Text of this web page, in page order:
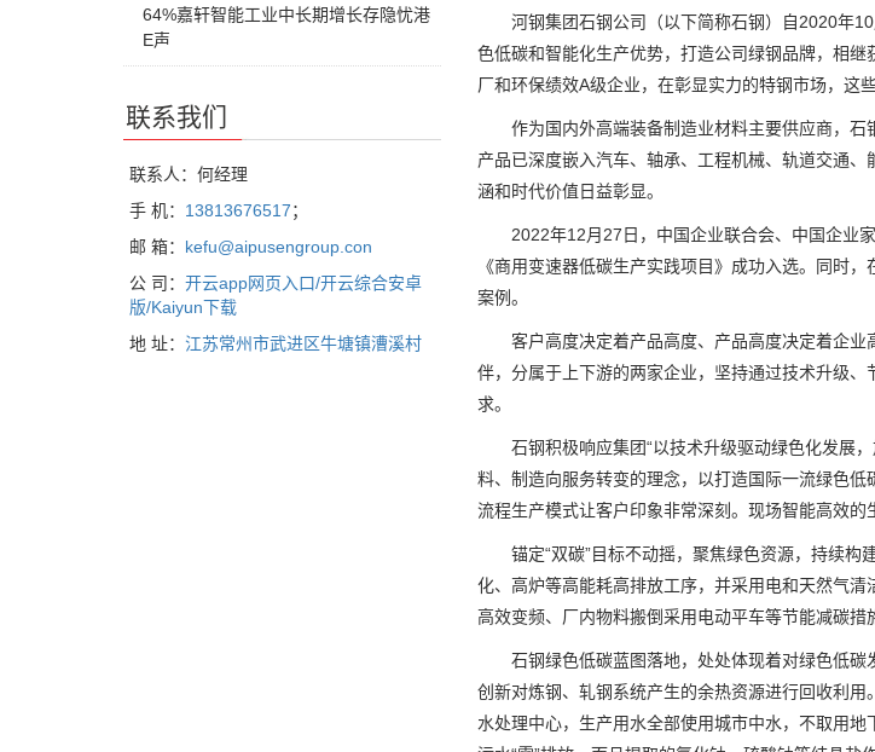
河钢集团石钢公司（以下简称石钢）自2020年10
色低碳和智能化生产优势，打造公司绿钢品牌，相
厂和环保绩效A级企业，在彰显实力的特钢市场，这
作为国内外高端装备制造业材料主要供应商，石
产品已深度嵌入汽车、轴承、工程机械、轨道交通
涵和时代价值日益彰显。
2022年12月27日，中国企业联合会、中国企业家
《商用变速器低碳生产实践项目》成功入选。同时
案例。
客户高度决定着产品高度、产品高度决定着企业
伴，分属于上下游的两家企业，坚持通过技术升级
求。
石钢积极响应集团“以技术升级驱动绿色化发展，
料、制造向服务转变的理念，以打造国际一流绿色
流程生产模式让客户印象非常深刻。现场智能高效的
锚定“双碳”目标不动摇，聚焦绿色资源，持续构
化、高炉等高能耗高排放工序，并采用电和天然气
高效变频、厂内物料搬倒采用电动平车等节能减碳措
石钢绿色低碳蓝图落地，处处体现着对绿色低碳
创新对炼钢、轧钢系统产生的余热资源进行回收利
水处理中心，生产用水全部使用城市中水，不取用
64%嘉轩智能工业中长期增长存隐忧港
E声
联系我们
联系人：何经理
手 机： 13813676517；
邮 箱： kefu@aipusengroup.con
公 司： 开云app网页入口/开云综合安卓
版/Kaiyun下载
地 址： 江苏常州市武进区牛塘镇漕溪村